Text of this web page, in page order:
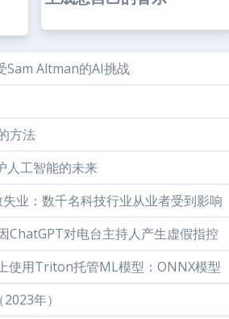
Sam Altman的AI挑战
方法
人工智能的未来
业：数千名科技行业从业者受到影响
ChatGPT对电台主持人产生虚假指控
使用Triton托管ML模型：ONNX模型
年）